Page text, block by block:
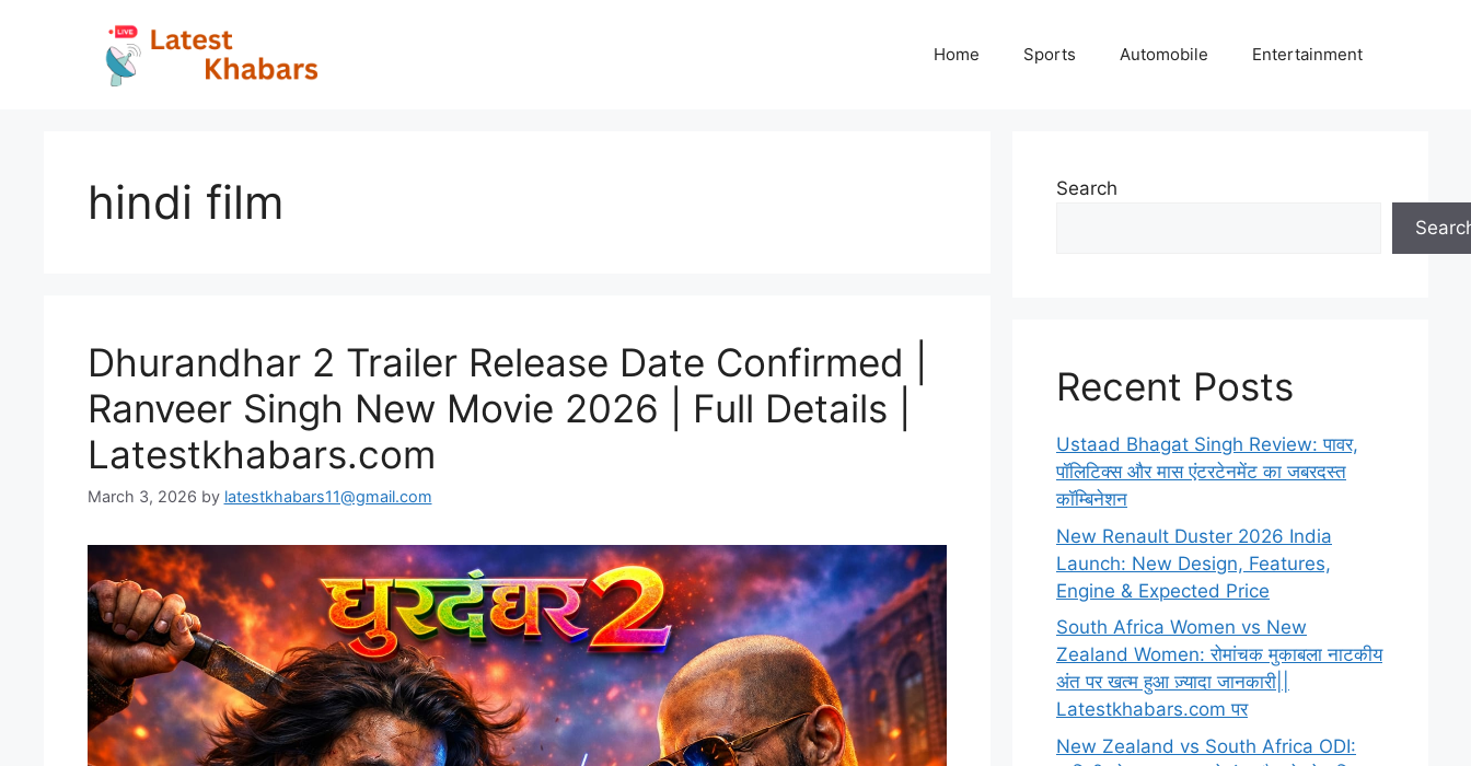
Home Sports Automobile Entertainment
hindi film
Dhurandhar 2 Trailer Release Date Confirmed |
Ranveer Singh New Movie 2026 | Full Details |
Latestkhabars.com
March 3, 2026 by latestkhabars11@gmail.com
Search
Recent Posts
Ustaad Bhagat Singh Review: पावर,
पॉलिटिक्स और मास एंटरटेनमेंट का जबरदस्त
कॉम्बिनेशन
New Renault Duster 2026 India
Launch: New Design, Features,
Engine & Expected Price
South Africa Women vs New
Zealand Women: रोमांचक मुकाबला नाटकीय
अंत पर खत्म हुआ ज़्यादा जानकारी||
Latestkhabars.com पर
New Zealand vs South Africa ODI: